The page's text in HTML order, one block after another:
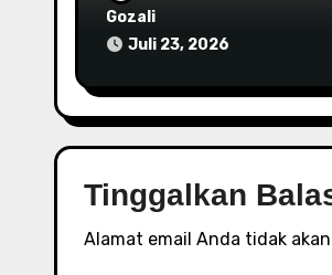
Gozali
Juli 23, 2026
Tinggalkan
Alamat email Anda tidak